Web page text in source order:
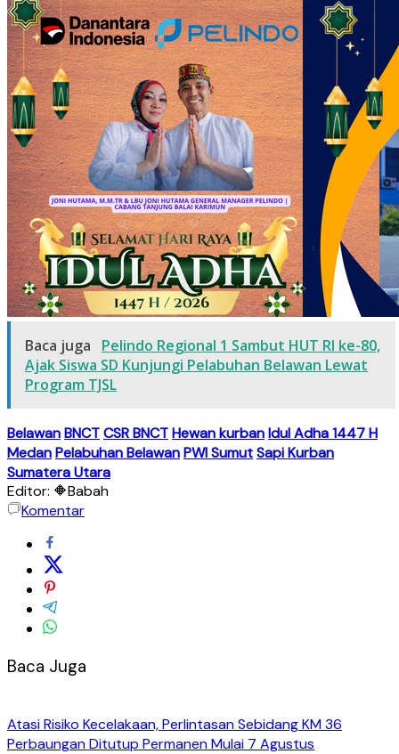
Baca juga
Pelindo Regional 1 Sambut HUT RI ke-80,
Ajak Siswa SD Kunjungi Pelabuhan Belawan Lewat
Program TJSL
BelawanBNCTCSR BNCTHewan kurbanIdul Adha 1447 H
MedanPelabuhan BelawanPWI SumutSapi Kurban
Sumatera Utara
Editor: 🔶Babah
Komentar
Baca Juga
Atasi Risiko Kecelakaan, Perlintasan Sebidang KM 36
Perbaungan Ditutup Permanen Mulai 7 Agustus